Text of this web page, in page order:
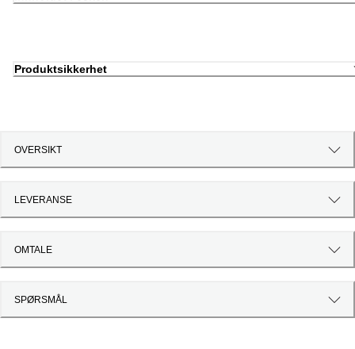
Produktsikkerhet
OVERSIKT
LEVERANSE
OMTALE
SPØRSMÅL